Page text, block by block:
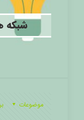
شبکه
موضوعات